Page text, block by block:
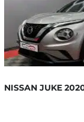
NISSAN JUKE